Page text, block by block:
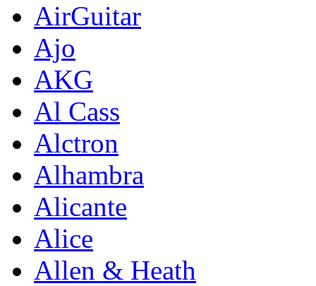
AirGuitar
Ajo
AKG
Al Cass
Alctron
Alhambra
Alicante
Alice
Allen & Heath